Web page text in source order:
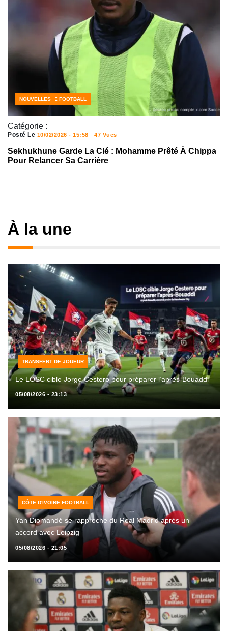
Catégorie :
CÔTE D'IVOIRE FOOTBALL
NOUVELLES
Posté Le 10/02/2026 - 15:58 47 Vues
Sekhukhune Garde La Clé : Mohamme Prêté À Chippa
Pour Relancer Sa Carrière
À la une
TRANSFERT DE JOUEUR
Le LOSC cible Jorge Cestero pour préparer l’après-Bouaddi
05/08/2026 - 23:13
CÔTE D'IVOIRE FOOTBALL
Yan Diomandé se rapproche du Real Madrid après un
accord avec Leipzig
05/08/2026 - 21:05